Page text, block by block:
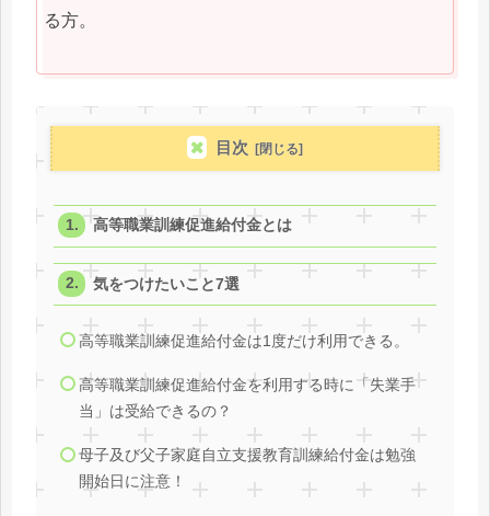
る方。
目次
高等職業訓練促進給付金とは
気をつけたいこと7選
高等職業訓練促進給付金は1度だけ利用できる。
高等職業訓練促進給付金を利用する時に「失業手
当」は受給できるの？
母子及び父子家庭自立支援教育訓練給付金は勉強
開始日に注意！